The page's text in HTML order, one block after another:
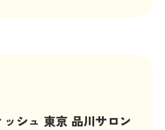
シュ 東京 品川サロン